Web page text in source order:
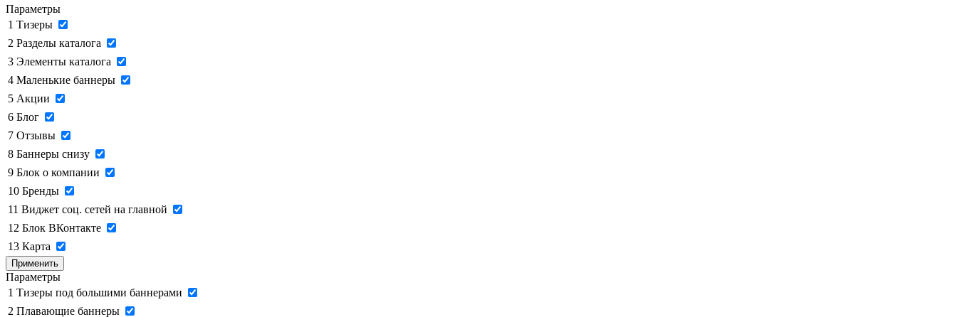
Параметры
1 Тизеры
2 Разделы каталога
3 Элементы каталога
4 Маленькие баннеры
5 Акции
6 Блог
7 Отзывы
8 Баннеры снизу
9 Блок о компании
10 Бренды
11 Виджет соц. сетей на главной
12 Блок ВКонтакте
13 Карта
Применить
Параметры
1 Тизеры под большими баннерами
2 Плавающие баннеры